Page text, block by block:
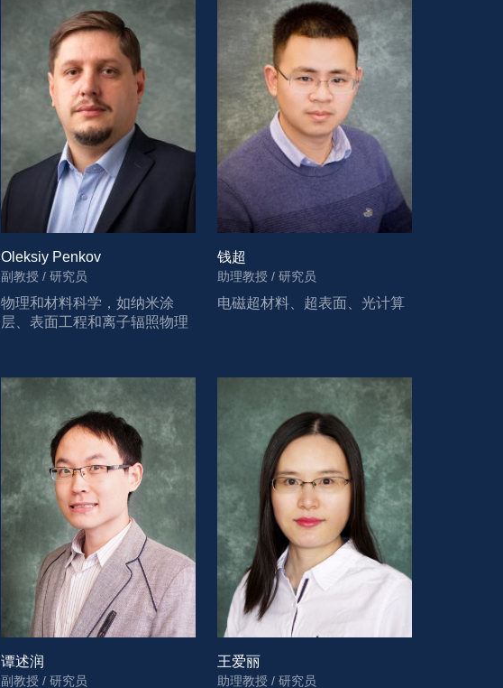
Oleksiy Penkov
副教授 / 研究员
物理和材料科学，如纳米涂
层、表面工程和离子辐照物理
钱超
助理教授 / 研究员
电磁超材料、超表面、光计算
谭述润
副教授 / 研究员
王爱丽
助理教授 / 研究员